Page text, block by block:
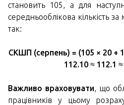
становить 105, а для
середньооблікова кількість
так:
СКШП (серпень) = (105 × 20 +
112.10 ≈ 112.1 ≈
Важливо враховувати, що
працівників у цьому